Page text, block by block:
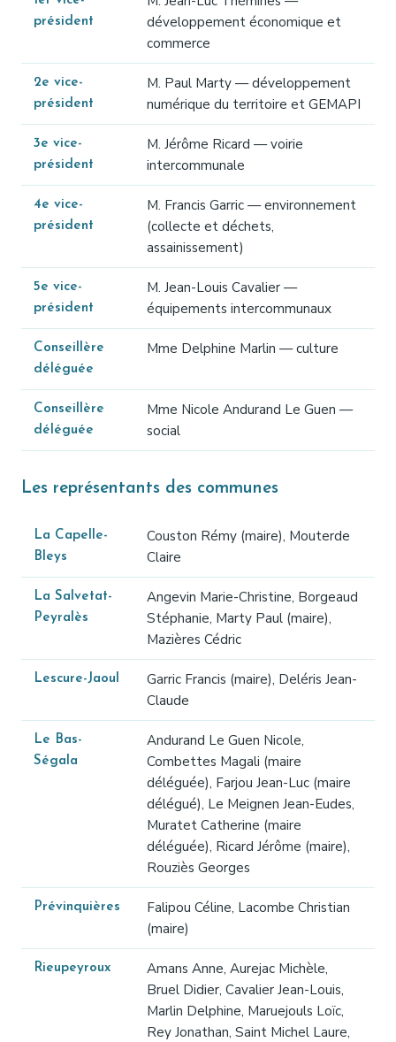
président
développement économique et
commerce
2e vice-
président
M. Paul Marty — développement
numérique du territoire et GEMAPI
3e vice-
président
M. Jérôme Ricard — voirie
intercommunale
4e vice-
président
M. Francis Garric — environnement
(collecte et déchets,
assainissement)
5e vice-
président
M. Jean-Louis Cavalier —
équipements intercommunaux
Conseillère
déléguée
Mme Delphine Marlin — culture
Conseillère
déléguée
Mme Nicole Andurand Le Guen —
social
Les représentants des communes
La Capelle-
Bleys
Couston Rémy (maire), Mouterde
Claire
La Salvetat-
Peyralès
Angevin Marie-Christine, Borgeaud
Stéphanie, Marty Paul (maire),
Mazières Cédric
Lescure-Jaoul
Garric Francis (maire), Deléris Jean-
Claude
Le Bas-
Ségala
Andurand Le Guen Nicole,
Combettes Magali (maire
déléguée), Farjou Jean-Luc (maire
délégué), Le Meignen Jean-Eudes,
Muratet Catherine (maire
déléguée), Ricard Jérôme (maire),
Rouziès Georges
Prévinquières
Falipou Céline, Lacombe Christian
(maire)
Rieupeyroux
Amans Anne, Aurejac Michèle,
Bruel Didier, Cavalier Jean-Louis,
Marlin Delphine, Maruejouls Loïc,
Rey Jonathan, Saint Michel Laure,